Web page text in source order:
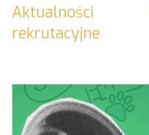
Aktualności
rekrutacyjne